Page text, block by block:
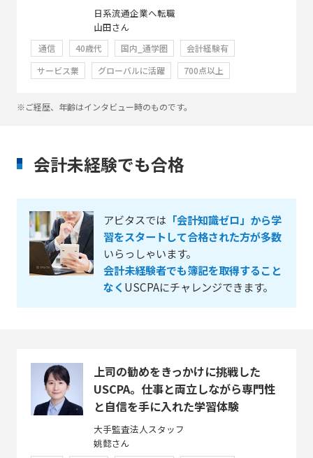
日系流通企業へ転職
山田さん
通信 40歳代 国内_通学圏
会計経験有
サービス業
グローバルに活躍 700点以上
※ご経歴、年齢はインタビュー時のものです。
会計未経験でも合格
アビタスでは 「会計知識ゼロ」から学
習をスタートして合格された方が多数
いらっしゃいます。
会計未経験者でも簿記を取得すること
なく USCPAにチャレンジできます。
上司の勧めをきっかけに挑戦した
USCPA。仕事と両立しながら専門性
と自信を手に入れた学習体験
大手監査法人スタッフ
姚懿さん